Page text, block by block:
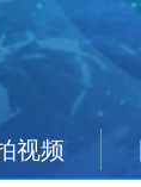
视频